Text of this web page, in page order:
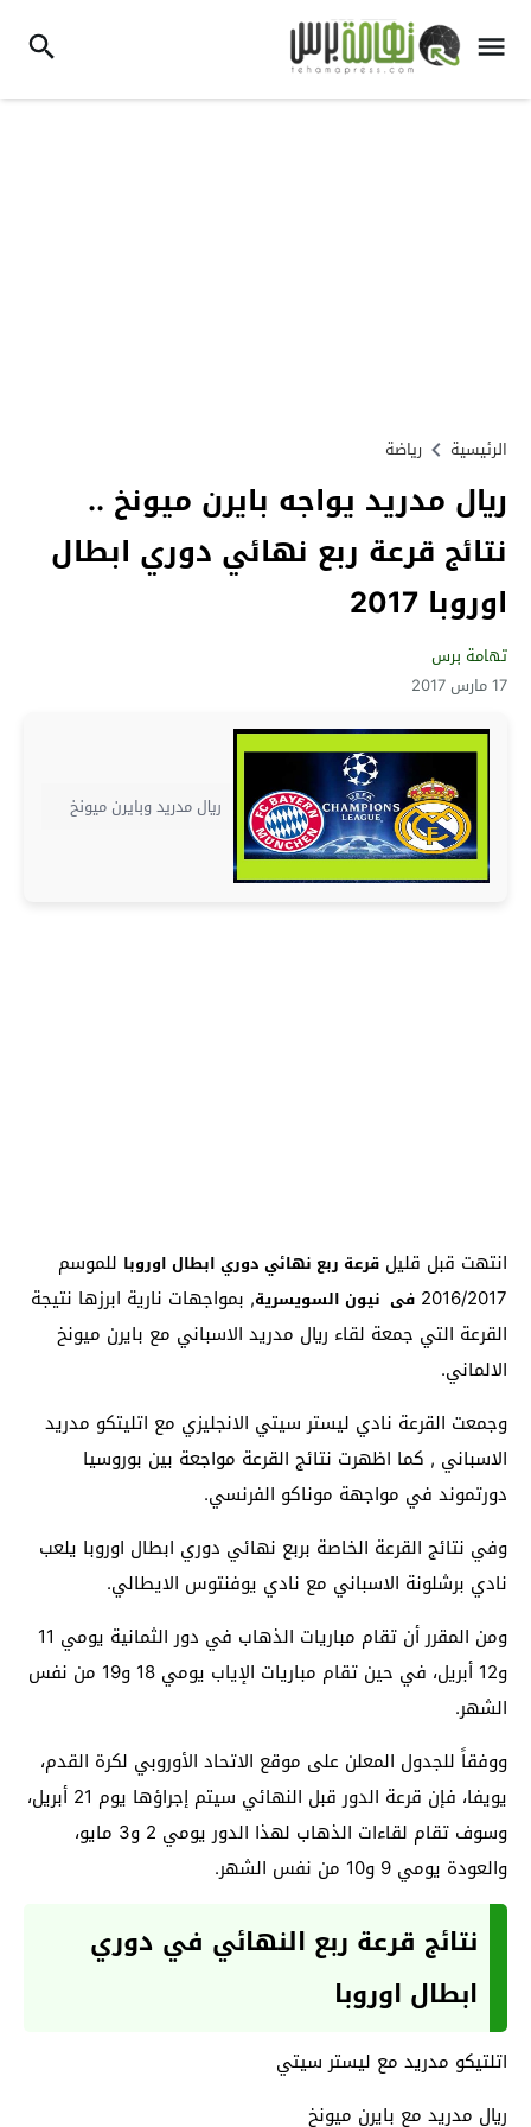
الرئيسية رياضة
ريال مدريد يواجه بايرن ميونخ ..
نتائج قرعة ربع نهائي دوري ابطال
اوروبا 2017
تهامة برس
17 مارس 2017
ريال مدريد وبايرن ميونخ
انتهت قبل قليل قرعة ربع نهائي دوري ابطال اوروبا للموسم
2016/2017 فى نيون السويسرية, بمواجهات نارية ابرزها نتيجة
القرعة التي جمعة لقاء ريال مدريد الاسباني مع بايرن ميونخ
الالماني.
وجمعت القرعة نادي ليستر سيتي الانجليزي مع اتليتكو مدريد
الاسباني , كما اظهرت نتائج القرعة مواجعة بين بوروسيا
دورتموند في مواجهة موناكو الفرنسي.
وفي نتائج القرعة الخاصة بربع نهائي دوري ابطال اوروبا يلعب
نادي برشلونة الاسباني مع نادي يوفنتوس الايطالي.
ومن المقرر أن تقام مباريات الذهاب في دور الثمانية يومي 11
و12 أبريل، في حين تقام مباريات الإياب يومي 18 و19 من نفس
الشهر.
ووفقاً للجدول المعلن على موقع الاتحاد الأوروبي لكرة القدم،
يويفا، فإن قرعة الدور قبل النهائي سيتم إجراؤها يوم 21 أبريل،
وسوف تقام لقاءات الذهاب لهذا الدور يومي 2 و3 مايو،
والعودة يومي 9 و10 من نفس الشهر.
نتائج قرعة ربع النهائي في دوري
ابطال اوروبا
اتلتيكو مدريد مع ليستر سيتي
ريال مدريد مع بايرن ميونخ